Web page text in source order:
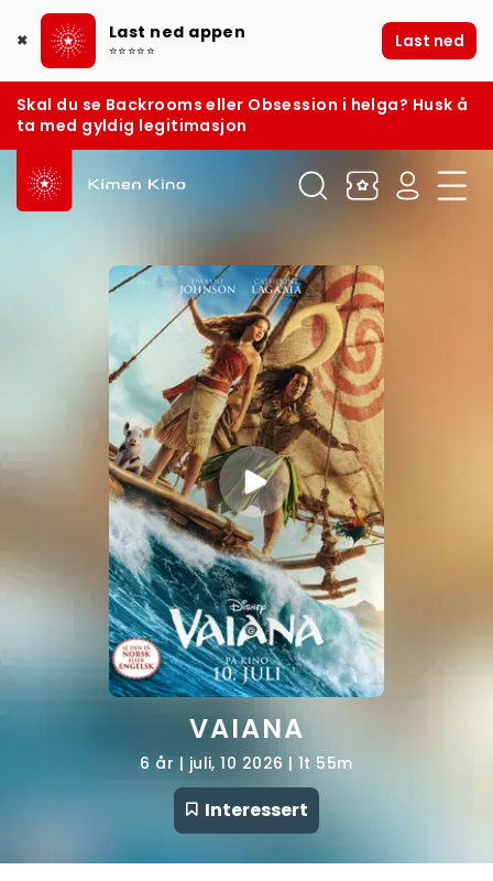
✖ Last ned appen
⭐⭐⭐⭐⭐ Last ned
Skal du se Backrooms eller Obsession i helga? Husk å
ta med gyldig legitimasjon
VAIANA
6 år | juli, 10 2026 | 1t 55m
Interessert